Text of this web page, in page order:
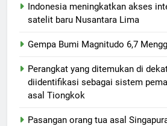
Indonesia meningkatkan akses
satelit baru Nusantara Lima
Gempa Bumi Magnitudo 6,7
Perangkat yang ditemukan di
diidentifikasi sebagai sistem
asal Tiongkok
Pasangan orang tua asal